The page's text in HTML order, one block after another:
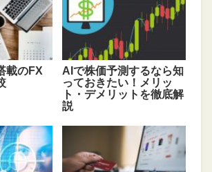
載のFX
AIで株価予測するなら知
っておきたい！メリッ
ト・デメリットを徹底解
説